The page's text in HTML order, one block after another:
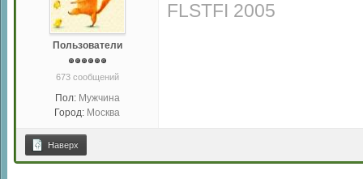
Пользователи
673 сообщений
Пол: Мужчина
Город: Москва
FLSTFI 2005
Наверх